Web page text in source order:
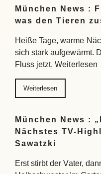
München News :
was den Tieren
Heiße Tage, warme
sich stark aufgewärmt.
Fluss jetzt. Weiterlesen
Weiterlesen
München News :
Nächstes TV-
Sawatzki
Erst stirbt der Vater,